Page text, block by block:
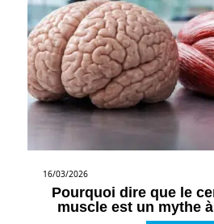
16/03/2026
Pourquoi dire que le
muscle est un mythe